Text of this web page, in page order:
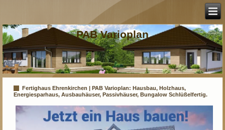
PAB Varioplan
Fertighaus Ehrenkirchen | PAB Varioplan: Hausbau, Holzhaus,
Energiesparhaus, Ausbauhäuser, Passivhäuser, Bungalow Schlüßelfertig.